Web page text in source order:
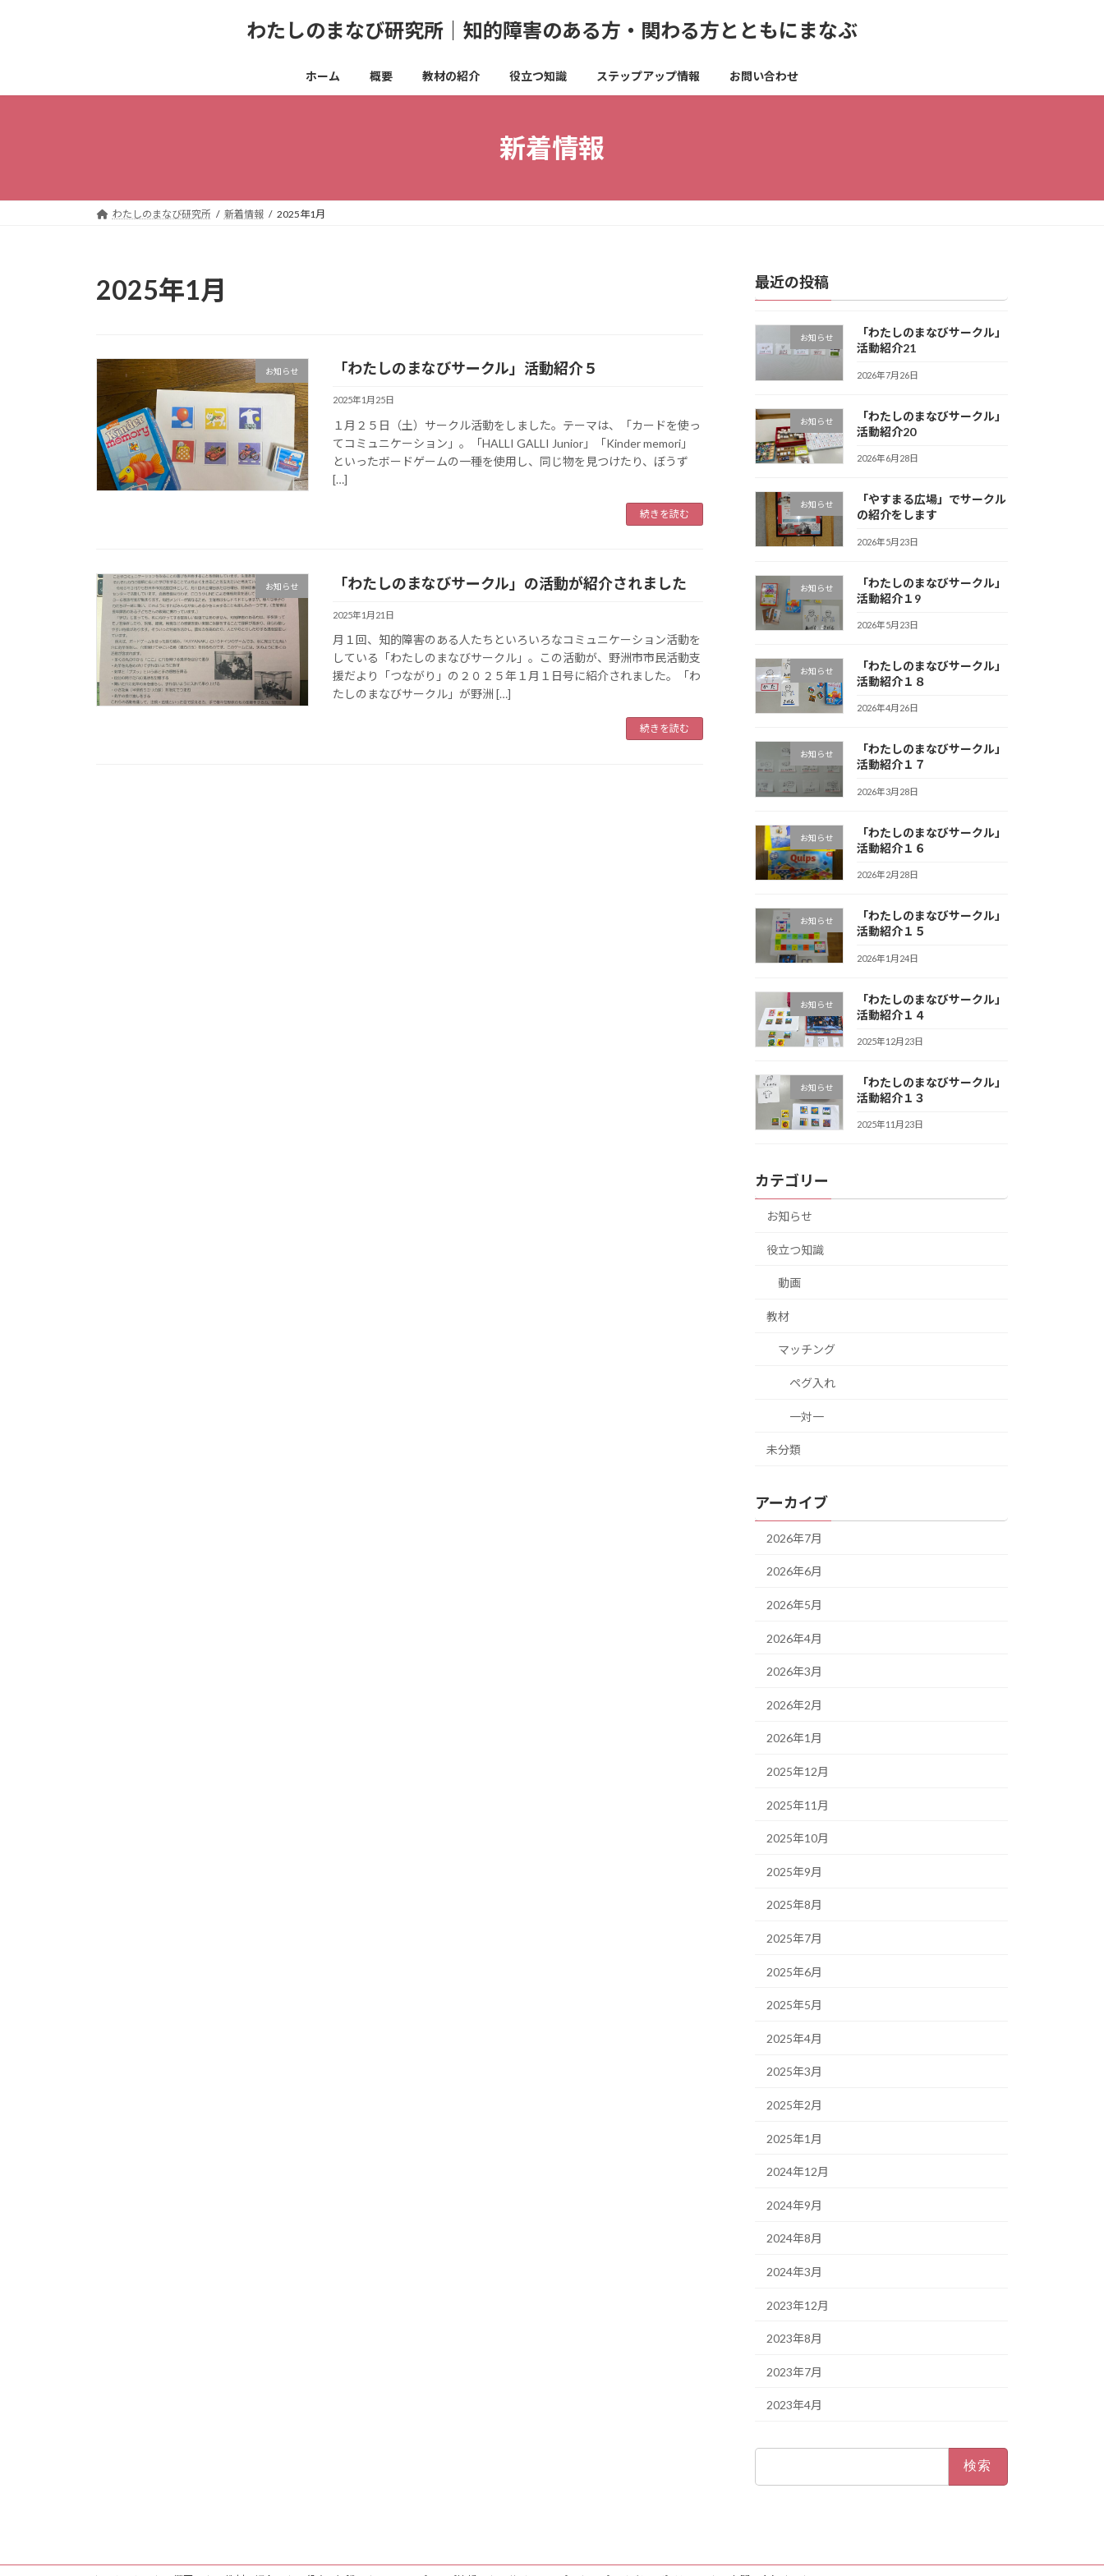
わたしのまなび研究所｜知的障害のある方・関わる方とともにまなぶ
ホーム 概要 教材の紹介 役立つ知識 ステップアップ情報 お問い合わせ
新着情報
わたしのまなび研究所 新着情報 2025年1月
2025年1月
お知らせ 「わたしのまなびサークル」活動紹介５
2025年1月25日
１月２５日（土）サークル活動をしました。テーマは、「カードを使っ
てコミュニケーション」。「HALLI GALLI Junior」「Kinder memori」
といったボードゲームの一種を使用し、同じ物を見つけたり、ぼうず
[…]
続きを読む
お知らせ 「わたしのまなびサークル」の活動が紹介されました
2025年1月21日
月１回、知的障害のある人たちといろいろなコミュニケーション活動を
している「わたしのまなびサークル」。この活動が、野洲市市民活動支
援だより「つながり」の２０２５年１月１日号に紹介されました。「わ
たしのまなびサークル」が野洲 […]
続きを読む
最近の投稿
お知らせ
「わたしのまなびサークル」
活動紹介21
2026年7月26日
お知らせ
「わたしのまなびサークル」
活動紹介20
2026年6月28日
お知らせ
「やすまる広場」でサークル
の紹介をします
2026年5月23日
お知らせ
「わたしのまなびサークル」
活動紹介１9
2026年5月23日
お知らせ
「わたしのまなびサークル」
活動紹介１８
2026年4月26日
お知らせ
「わたしのまなびサークル」
活動紹介１７
2026年3月28日
お知らせ
「わたしのまなびサークル」
活動紹介１６
2026年2月28日
お知らせ
「わたしのまなびサークル」
活動紹介１５
2026年1月24日
お知らせ
「わたしのまなびサークル」
活動紹介１４
2025年12月23日
お知らせ
「わたしのまなびサークル」
活動紹介１３
2025年11月23日
カテゴリー
お知らせ
役立つ知識
動画
教材
マッチング
ペグ入れ
一対一
未分類
アーカイブ
2026年7月
2026年6月
2026年5月
2026年4月
2026年3月
2026年2月
2026年1月
2025年12月
2025年11月
2025年10月
2025年9月
2025年8月
2025年7月
2025年6月
2025年5月
2025年4月
2025年3月
2025年2月
2025年1月
2024年12月
2024年9月
2024年8月
2024年3月
2023年12月
2023年8月
2023年7月
2023年4月